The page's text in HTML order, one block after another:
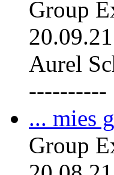
Group
20.09.21
Aurel
----------
... mies
Group